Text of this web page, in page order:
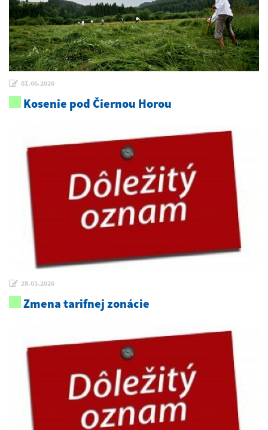
01.06.2026
Kosenie pod Čiernou Horou
28.05.2026
Zmena tarifnej zonácie